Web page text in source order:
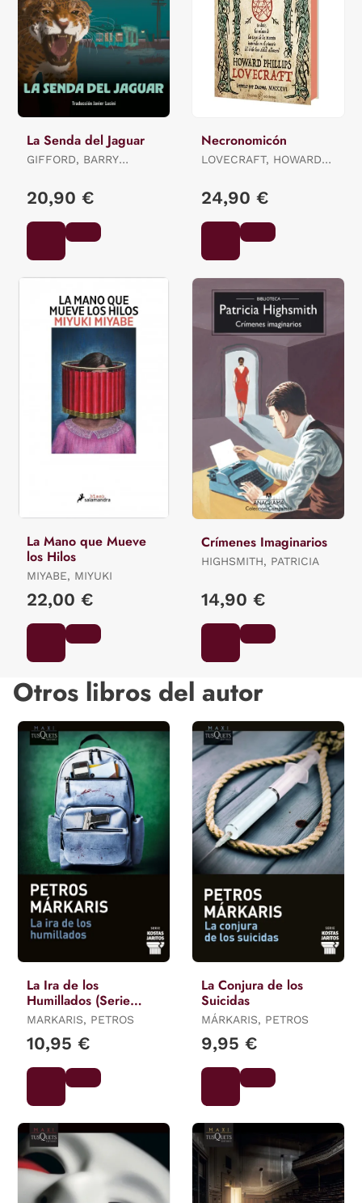
La Senda del Jaguar
GIFFORD, BARRY
20,90 €
Necronomicón
LOVECRAFT, HOWARD
24,90 €
La Mano que Mueve
los Hilos
MIYABE, MIYUKI
22,00 €
Crímenes Imaginarios
HIGHSMITH, PATRICIA
14,90 €
Otros libros del autor
La Ira de los
Humillados (Serie
Kostas Jaritos, 16)
MARKARIS, PETROS
10,95 €
La Conjura de los
Suicidas
MÁRKARIS, PETROS
9,95 €